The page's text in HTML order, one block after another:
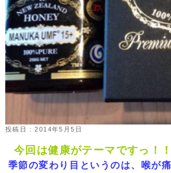
投稿日 : 2014年5月5日
今回は健康がテーマですっ！！
季節の変わり目というのは、喉が